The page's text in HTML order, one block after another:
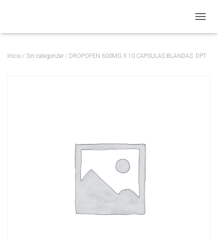
Inicio / Sin categorizar / DROPOFEN 600MG X 10 CAPSULAS BLANDAS. DPT